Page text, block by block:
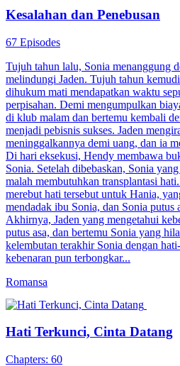
Kesalahan dan Penebusan
67 Episodes
Tujuh tahun lalu, Sonia menanggung
melindungi Jaden. Tujuh tahun
dihukum mati mendapatkan waktu
perpisahan. Demi mengumpulkan
di klub malam dan bertemu kembali
menjadi pebisnis sukses. Jaden
meninggalkannya demi uang, dan ia
Di hari eksekusi, Hendy membawa
Sonia. Setelah dibebaskan, Sonia
malah membutuhkan transplantasi
merebut hati tersebut untuk Hania,
mendadak ibu Sonia, dan Sonia putus
Akhirnya, Jaden yang mengetahui
putus asa, dan bertemu Sonia yang
kelembutan terakhir Sonia dengan
kebenaran pun terbongkar...
Romansa
Hati Terkunci, Cinta Datang
Chapters: 60